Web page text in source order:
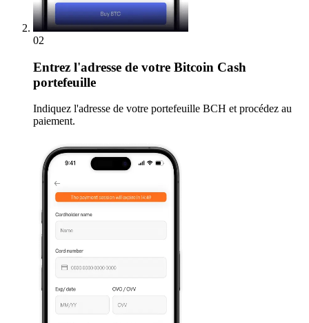
02
Entrez l'adresse de votre Bitcoin Cash
portefeuille
Indiquez l'adresse de votre portefeuille BCH et procédez au
paiement.